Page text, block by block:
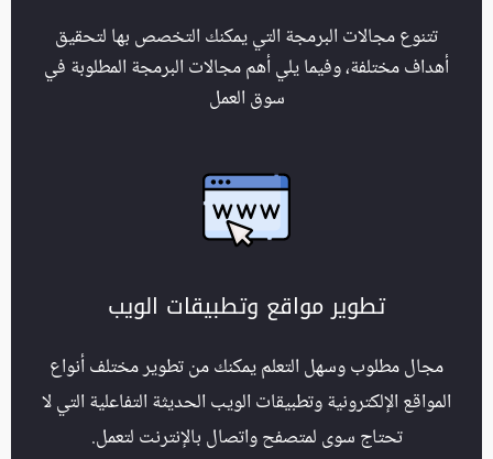
تتنوع مجالات البرمجة التي يمكنك التخصص بها لتحقيق
أهداف مختلفة، وفيما يلي أهم مجالات البرمجة المطلوبة في
سوق العمل
تطوير مواقع وتطبيقات الويب
مجال مطلوب وسهل التعلم يمكنك من تطوير مختلف أنواع
المواقع الإلكترونية وتطبيقات الويب الحديثة التفاعلية التي لا
تحتاج سوى لمتصفح واتصال بالإنترنت لتعمل.